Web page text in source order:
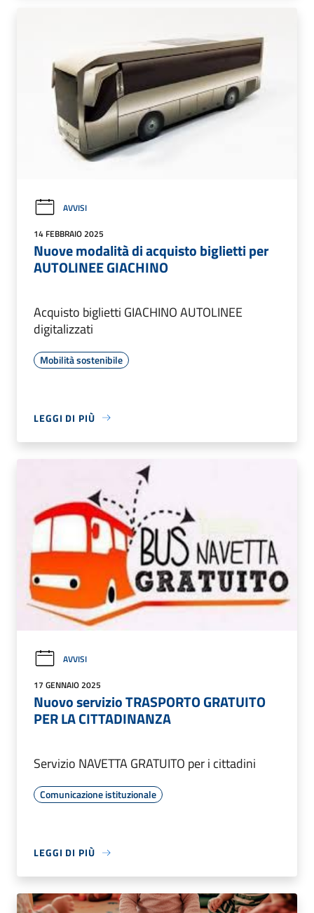
AVVISI
14 FEBBRAIO 2025
Nuove modalità di acquisto biglietti per
AUTOLINEE GIACHINO
Acquisto biglietti GIACHINO AUTOLINEE
digitalizzati
Mobilità sostenibile
LEGGI DI PIÙ
AVVISI
17 GENNAIO 2025
Nuovo servizio TRASPORTO GRATUITO
PER LA CITTADINANZA
Servizio NAVETTA GRATUITO per i cittadini
Comunicazione istituzionale
LEGGI DI PIÙ